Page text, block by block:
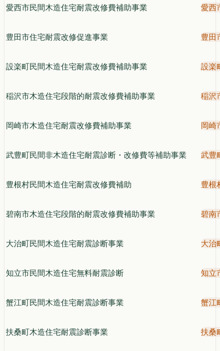
愛西市民間木造住宅耐震改修費補助事業 愛西
豊田市住宅耐震改修促進事業 豊田
設楽町民間木造住宅耐震改修費補助事業 設楽
稲沢市木造住宅段階的耐震改修費補助事業 稲沢
岡崎市木造住宅耐震改修費補助事業 岡崎
武豊町民間非木造住宅耐震診断・改修費等補助事業 武豊
豊根村民間木造住宅耐震改修費補助 豊根
碧南市木造住宅段階的耐震改修費補助事業 碧南
大治町民間木造住宅耐震診断事業 大治
知立市民間木造住宅無料耐震診断 知立
蟹江町民間木造住宅耐震診断事業 蟹江
扶桑町木造住宅耐震診断事業 扶桑